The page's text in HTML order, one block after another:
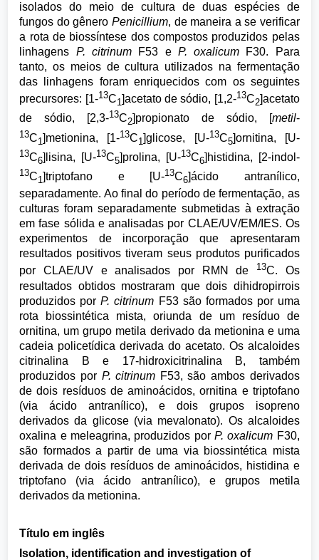
isolados do meio de cultura de duas espécies de
fungos do gênero Penicillium, de maneira a se verificar
a rota de biossíntese dos compostos produzidos pelas
linhagens P. citrinumF53 e P. oxalicum F30. Para
tanto, os meios de cultura utilizados na fermentação
das linhagens foram enriquecidos com os seguintes
precursores: [1-13C1]acetato de sódio, [1,2-13C2]acetato
de sódio, [2,3-13C2 ]propionato de sódio, [ metil-
13C1]metionina, [1-13C1]glicose, [U-13C5]ornitina, [U-
13C6]lisina, [U-13C5]prolina, [U-13C6]histidina, [2-indol-
13C1]triptofano e [U-13C6]ácido antranílico,
separadamente. Ao final do período de fermentação, as
culturas foram separadamente submetidas à extração
em fase sólida e analisadas por CLAE/UV/EM/IES. Os
experimentos de incorporação que apresentaram
resultados positivos tiveram seus produtos purificados
por CLAE/UV e analisados por RMN de
13C. Os
resultados obtidos mostraram que dois dihidropirrois
produzidos porP. citrinum F53 são formados por uma
rota biossintética mista, oriunda de um resíduo de
ornitina, um grupo metila derivado da metionina e uma
cadeia policetídica derivada do acetato. Os alcaloides
citrinalina B e 17-hidroxicitrinalina B, também
produzidos por P. citrinum F53, são ambos derivados
de dois resíduos de aminoácidos, ornitina e triptofano
(via ácido antranílico), e dois grupos isopreno
derivados da glicose (via mevalonato). Os alcaloides
oxalina e meleagrina, produzidos porP. oxalicum F30,
são formados a partir de uma via biossintética mista
derivada de dois resíduos de aminoácidos, histidina e
triptofano (via ácido antranílico), e grupos metila
derivados da metionina.
Título em inglês
Isolation, identification and investigation of